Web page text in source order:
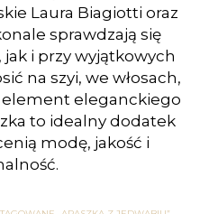
Laura Biagiotti oraz
sprawdzają się
i przy wyjątkowych
na szyi, we włosach,
eleganckiego
to idealny dodatek
modę, jakość i